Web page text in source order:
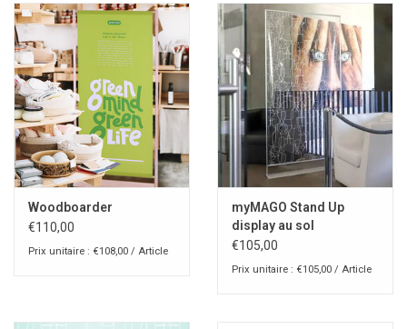
Woodboarder
€110,00
Prix unitaire : €108,00 / Article
myMAGO Stand Up
display au sol
€105,00
Prix unitaire : €105,00 / Article